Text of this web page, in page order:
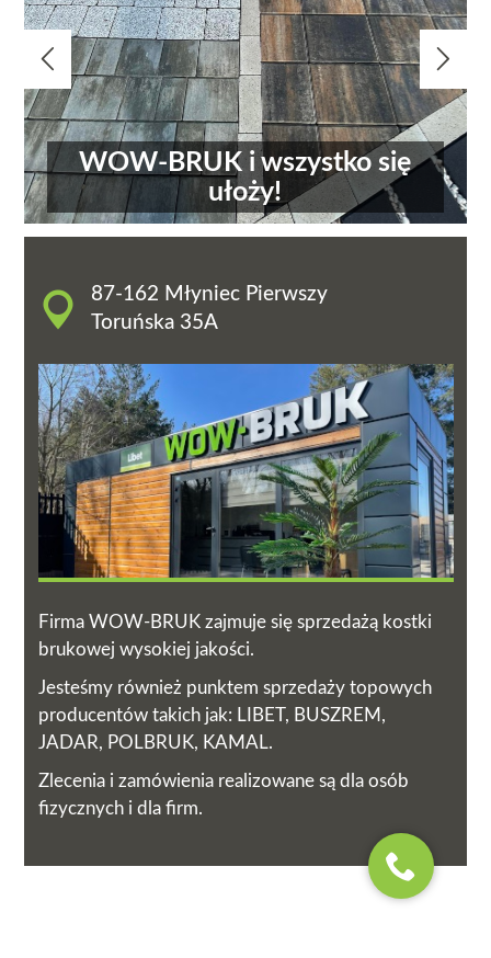
WOW-BRUK i wszystko się
ułoży!
 
87-162 Młyniec Pierwszy
Toruńska 35A
Firma WOW-BRUK zajmuje się sprzedażą kostki
brukowej wysokiej jakości.
Jesteśmy również punktem sprzedaży topowych
producentów takich jak: LIBET, BUSZREM,
JADAR, POLBRUK, KAMAL.
Zlecenia i zamówienia realizowane są dla osób
fizycznych i dla firm.
